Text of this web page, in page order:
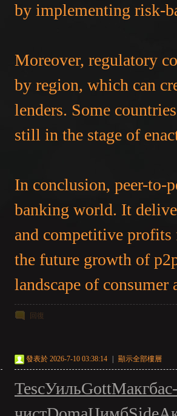
by implementing risk-
Moreover, regulatory
by region, which can
lenders. Some
still in the stage of
In conclusion, peer-to-
banking world. It
and competitive
the future growth of
landscape of
回復
發表於 2026-7-10 03:38:14 顯示全部樓層
TescУильGottМакгбас-